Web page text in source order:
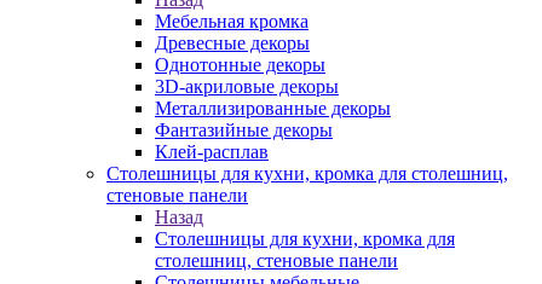
Мебельная кромка
Древесные декоры
Однотонные декоры
3D-акриловые декоры
Металлизированные декоры
Фантазийные декоры
Клей-расплав
Столешницы для кухни, кромка для столешниц,
стеновые панели
Назад
Столешницы для кухни, кромка для
столешниц, стеновые панели